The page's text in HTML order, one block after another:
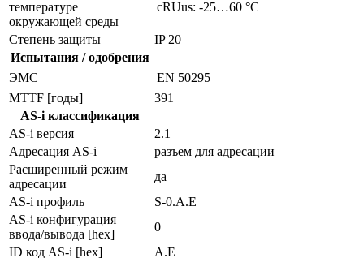
температуре
окружающей среды
cRUus: -25…60 °C
Степень защиты
IP 20
Испытания / одобрения
ЭMC
EN 50295
MTTF [годы]
391
AS-i классификация
AS-i версия
2.1
Адресация AS-i
разъем для адресации
Расширенный режим
адресации
да
AS-i профиль
S-0.A.E
AS-i конфигурация
ввода/вывода [hex]
0
ID код AS-i [hex]
A.E